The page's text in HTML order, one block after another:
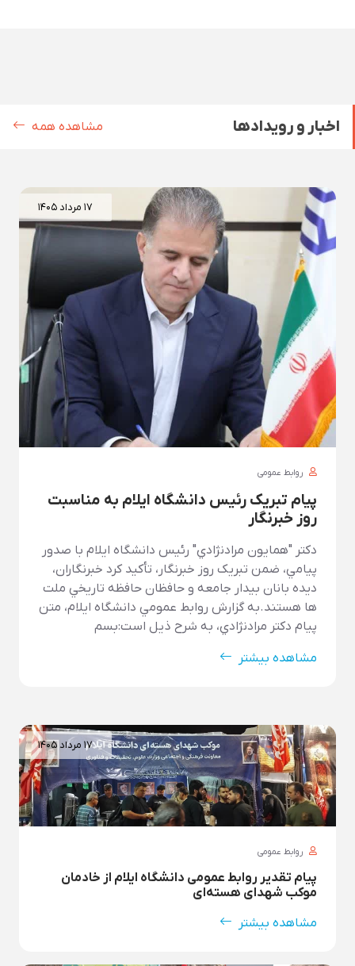
اخبار و رویدادها مشاهده همه
۱۷ مرداد ۱۴۰۵
روابط عمومی
پیام تبریک رئیس دانشگاه ایلام به مناسبت
روز خبرنگار
دکتر "همايون مرادنژادي" رئيس دانشگاه ايلام با صدور
پيامي، ضمن تبريک روز خبرنگار، تأکيد کرد خبرنگاران،
ديده بانان بيدار جامعه و حافظان حافظه تاريخي ملت
ها هستند.به گزارش روابط عمومي دانشگاه ايلام، متن
پيام دکتر مرادنژادي، به شرح ذيل است:بسم
مشاهده بیشتر
۱۷ مرداد ۱۴۰۵
روابط عمومی
پیام تقدیر روابط عمومی دانشگاه ایلام از خادمان
موکب شهدای هسته‌ای
مشاهده بیشتر